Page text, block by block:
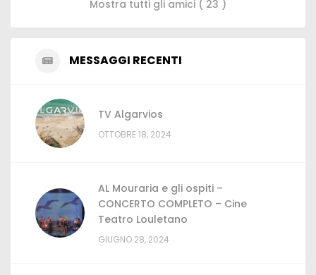
Mostra tutti gli amici ( 23 )
MESSAGGI RECENTI
TV Algarvios
OTTOBRE 18, 2024
AL Mouraria e gli ospiti –
CONCERTO COMPLETO – Cine
Teatro Louletano
GIUGNO 28, 2024